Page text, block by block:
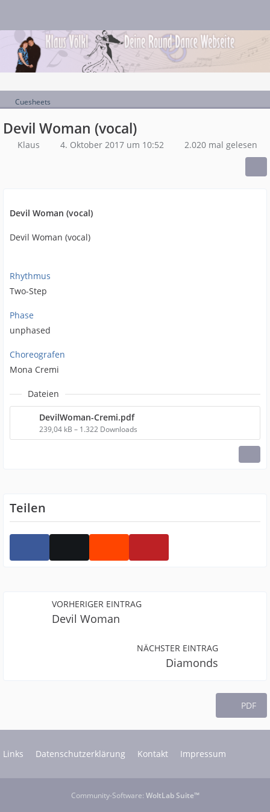
Cuesheets
Devil Woman (vocal)
Klaus 4. Oktober 2017 um 10:52 2.020 mal gelesen
Devil Woman (vocal)
Devil Woman (vocal)
Rhythmus
Two-Step
Phase
unphased
Choreografen
Mona Cremi
Dateien
DevilWoman-Cremi.pdf
239,04 kB – 1.322 Downloads
Teilen
VORHERIGER EINTRAG
Devil Woman
NÄCHSTER EINTRAG
Diamonds
PDF
Links Datenschutzerklärung Kontakt Impressum
Community-Software: WoltLab Suite™